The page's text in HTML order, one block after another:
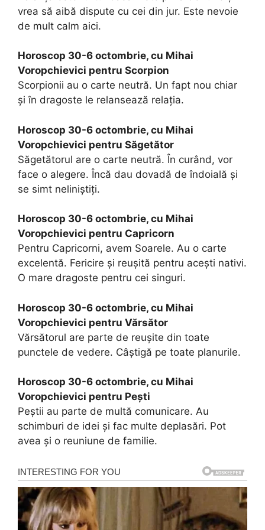
vrea să aibă dispute cu cei din jur. Este nevoie
de mult calm aici.
Horoscop 30-6 octombrie, cu Mihai
Voropchievici pentru Scorpion
Scorpionii au o carte neutră. Un fapt nou chiar
şi în dragoste le relansează relaţia.
Horoscop 30-6 octombrie, cu Mihai
Voropchievici pentru Săgetător
Săgetătorul are o carte neutră. În curând, vor
face o alegere. Încă dau dovadă de îndoială şi
se simt neliniştiţi.
Horoscop 30-6 octombrie, cu Mihai
Voropchievici pentru Capricorn
Pentru Capricorni, avem Soarele. Au o carte
excelentă. Fericire şi reuşită pentru aceşti nativi.
O mare dragoste pentru cei singuri.
Horoscop 30-6 octombrie, cu Mihai
Voropchievici pentru Vărsător
Vărsătorul are parte de reuşite din toate
punctele de vedere. Câştigă pe toate planurile.
Horoscop 30-6 octombrie, cu Mihai
Voropchievici pentru Pești
Peştii au parte de multă comunicare. Au
schimburi de idei şi fac multe deplasări. Pot
avea şi o reuniune de familie.